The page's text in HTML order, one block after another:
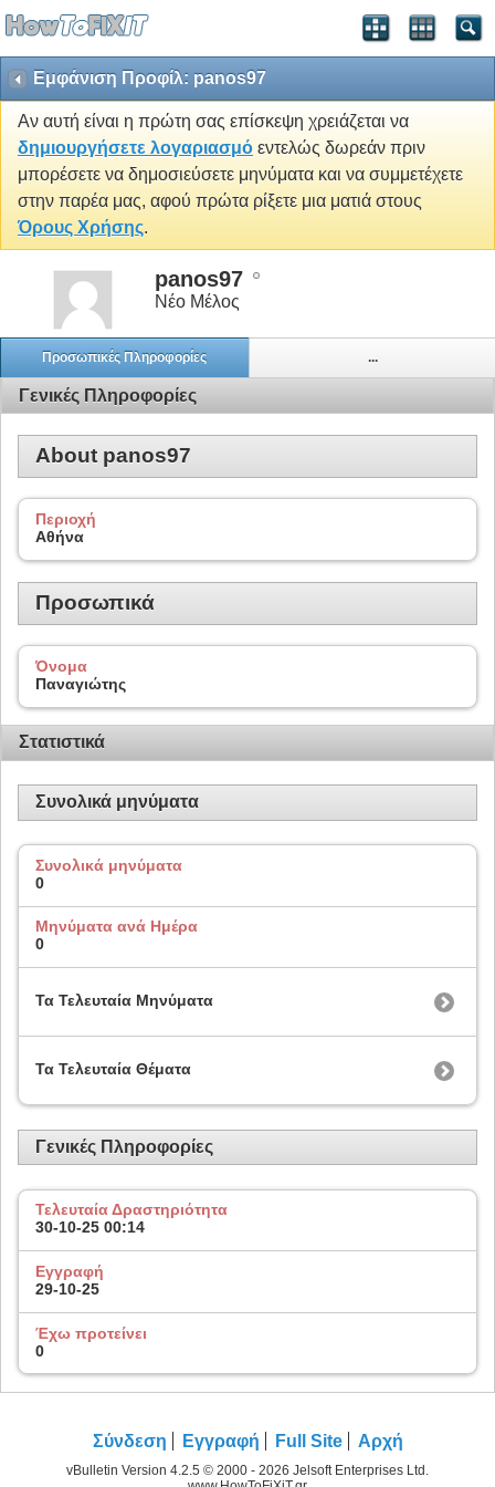
Εμφάνιση Προφίλ: panos97
Αν αυτή είναι η πρώτη σας επίσκεψη χρειάζεται να
δημιουργήσετε λογαριασμό εντελώς δωρεάν πριν
μπορέσετε να δημοσιεύσετε μηνύματα και να συμμετέχετε
στην παρέα μας, αφού πρώτα ρίξετε μια ματιά στους
Όρους Χρήσης.
panos97
Νέο Μέλος
Προσωπικές Πληροφορίες ...
Γενικές Πληροφορίες
About panos97
Περιοχή
Αθήνα
Προσωπικά
Όνομα
Παναγιώτης
Στατιστικά
Συνολικά μηνύματα
Συνολικά μηνύματα
0
Μηνύματα ανά Ημέρα
0
Τα Τελευταία Μηνύματα
Τα Τελευταία Θέματα
Γενικές Πληροφορίες
Τελευταία Δραστηριότητα
30-10-25 00:14
Εγγραφή
29-10-25
Έχω προτείνει
0
Σύνδεση Εγγραφή Full Site Αρχή
vBulletin Version 4.2.5 © 2000 - 2026 Jelsoft Enterprises Ltd.